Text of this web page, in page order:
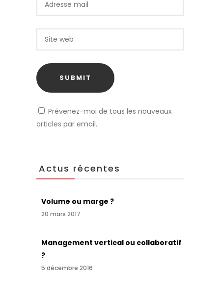
Prévenez-moi de tous les nouveaux
articles par email.
Actus récentes
Volume ou marge ?
20 mars 2017
Management vertical ou collaboratif
?
5 décembre 2016